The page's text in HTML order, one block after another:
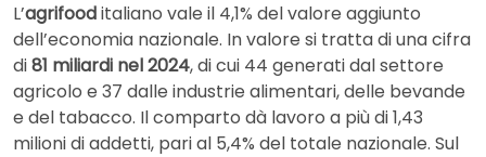
L’agrifooditaliano vale il 4,1% del valore aggiunto
dell’economia nazionale. In valore si tratta di una cifra
di81 miliardi nel 2024, di cui 44 generati dal settore
agricolo e 37 dalle industrie alimentari, delle bevande
e del tabacco. Il comparto dà lavoro a più di 1,43
milioni di addetti, pari al 5,4% del totale nazionale. Sul